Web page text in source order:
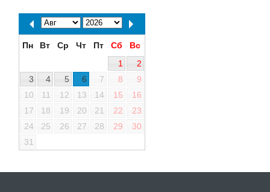
Пн Вт Ср Чт Пт Сб
Вс
1
2
3
4 5 6 7 8
9
10
11 12 13 14 15
16
17
18 19 20 21 22
23
24
25 26 27 28 29
30
31